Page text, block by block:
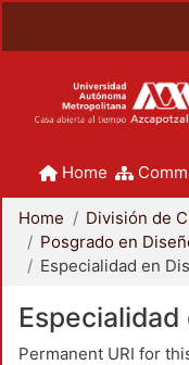
Home
Home
Posgrado en
Permanent URI for